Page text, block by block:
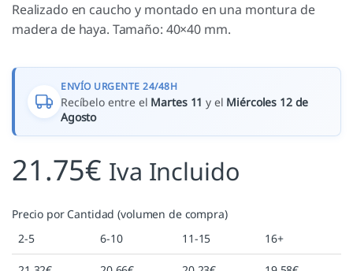
Realizado en caucho y montado en una montura de
madera de haya. Tamaño: 40×40 mm.
ENVÍO URGENTE 24/48H
Recíbelo entre el Martes 11 y el Miércoles 12 de
Agosto
21.75€ Iva Incluido
Precio por Cantidad (volumen de compra)
2-5
6-10 11-15 16+